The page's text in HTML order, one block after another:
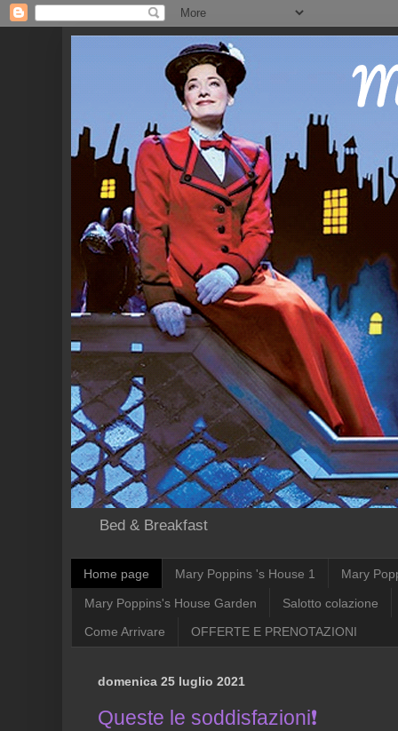
Bed & Breakfast
Home page Mary Poppins 's House 1 Mary
Mary Poppins's House Garden Salotto colazione
Come Arrivare OFFERTE E PRENOTAZIONI
domenica 25 luglio 2021
Queste le soddisfazioni❗